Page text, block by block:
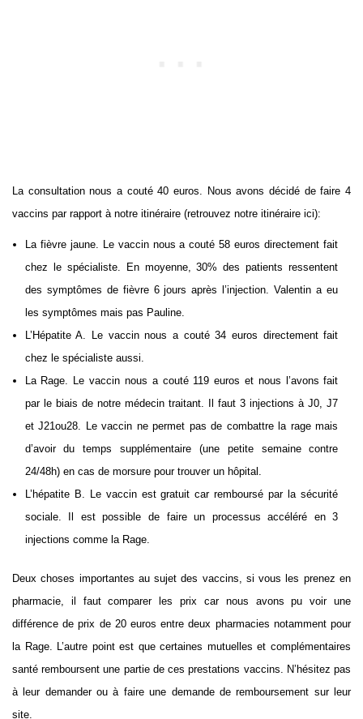
La consultation nous a couté 40 euros. Nous avons décidé de faire 4
vaccins par rapport à notre itinéraire (retrouvez notre itinéraire ici):
La fièvre jaune. Le vaccin nous a couté 58 euros directement fait
chez le spécialiste. En moyenne, 30% des patients ressentent
des symptômes de fièvre 6 jours après l’injection. Valentin a eu
les symptômes mais pas Pauline.
L’Hépatite A. Le vaccin nous a couté 34 euros directement fait
chez le spécialiste aussi.
La Rage. Le vaccin nous a couté 119 euros et nous l’avons fait
par le biais de notre médecin traitant. Il faut 3 injections à J0, J7
et J21ou28. Le vaccin ne permet pas de combattre la rage mais
d’avoir du temps supplémentaire (une petite semaine contre
24/48h) en cas de morsure pour trouver un hôpital.
L’hépatite B. Le vaccin est gratuit car remboursé par la sécurité
sociale. Il est possible de faire un processus accéléré en 3
injections comme la Rage.
Deux choses importantes au sujet des vaccins, si vous les prenez en
pharmacie, il faut comparer les prix car nous avons pu voir une
différence de prix de 20 euros entre deux pharmacies notamment pour
la Rage. L’autre point est que certaines mutuelles et complémentaires
santé remboursent une partie de ces prestations vaccins. N’hésitez pas
à leur demander ou à faire une demande de remboursement sur leur
site.